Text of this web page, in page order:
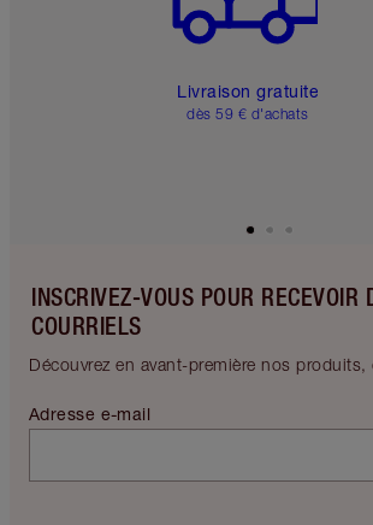
Livraison gratuite
dès 59 € d'achats
INSCRIVEZ-VOUS POUR RECEVOIR
COURRIELS
Découvrez en avant-première nos
Adresse e-mail